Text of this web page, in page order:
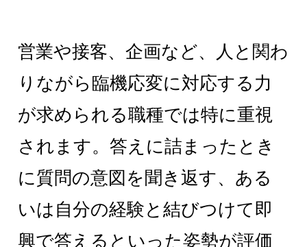
営業や接客、企画など、人と関わ
りながら臨機応変に対応する力
が求められる職種では特に重視
されます。答えに詰まったとき
に質問の意図を聞き返す、ある
いは自分の経験と結びつけて即
興で答えるといった姿勢が評価